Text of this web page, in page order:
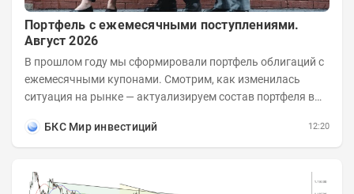
Портфель с ежемесячными поступлениями.
Август 2026
В прошлом году мы сформировали портфель облигаций с
ежемесячными купонами. Смотрим, как изменилась
ситуация на рынке — актуализируем состав портфеля в
БКС Мир инвестиций
12:20